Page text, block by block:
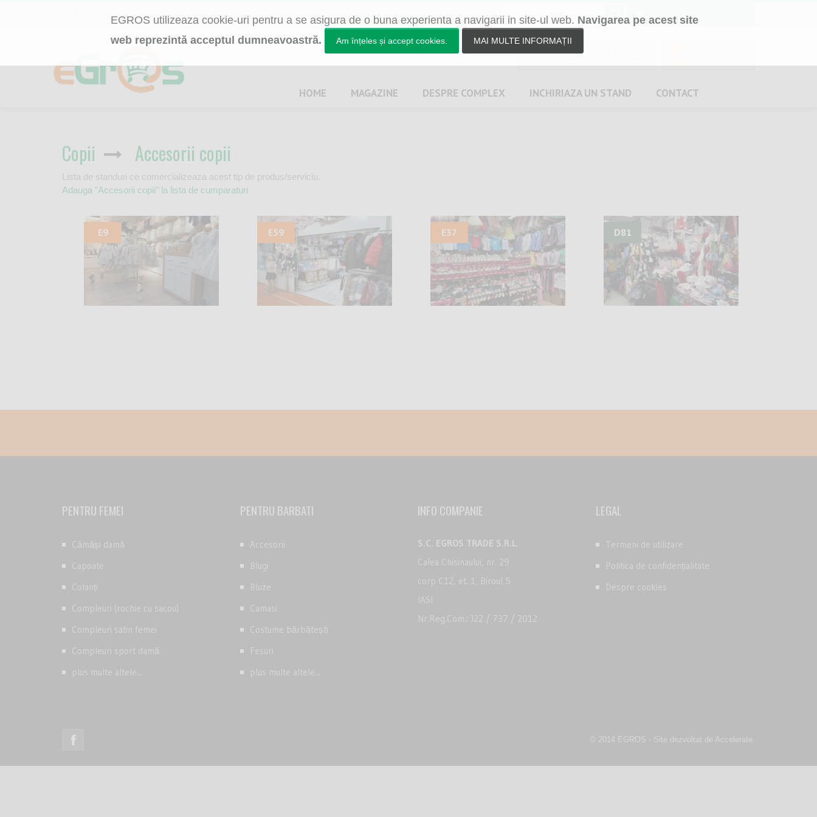
EGROS utilizeaza cookie-uri pentru a se asigura de o buna experienta a navigarii in site-ul web. Navigarea pe acest site
web reprezintă acceptul dumneavoastră.
Am înțeles și accept cookies. MAI MULTE INFORMAȚII
- Listă cumpărături
(0729) 29 29 29
HOME MAGAZINE DESPRE COMPLEX INCHIRIAZAUN STAND CONTACT
Copii Accesorii copii
Lista de standuri ce comercializeaza acest tip de produs/serviciu.
Adauga "Accesorii copii" la lista de cumparaturi
E9 E59 E37 D81
PENTRU FEMEI
Cămăși damă
Capoate
Colanți
Compleuri (rochie cu sacou)
Compleuri satin femei
Compleuri sport damă
plus multe altele...
PENTRU BARBATI
Accesorii
Blugi
Bluze
Camasi
Costume bărbătești
Fesuri
plus multe altele...
INFO COMPANIE
S.C. EGROS TRADE S.R.L.
Calea Chisinaului, nr. 29
corp C12, et. 1, Biroul 5
IASI
Nr.Reg.Com.: J22 / 737 / 2012
LEGAL
Termeni de utilizare
Politica de confidențialitate
Despre cookies
© 2014 EGROS - Site dezvoltat de Accelerate.